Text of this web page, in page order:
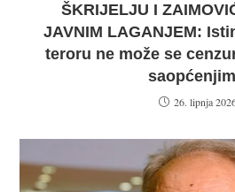
ŠKRIJELJU I
JAVNIM LAGANJEM:
teroru ne može se
26. lipnja